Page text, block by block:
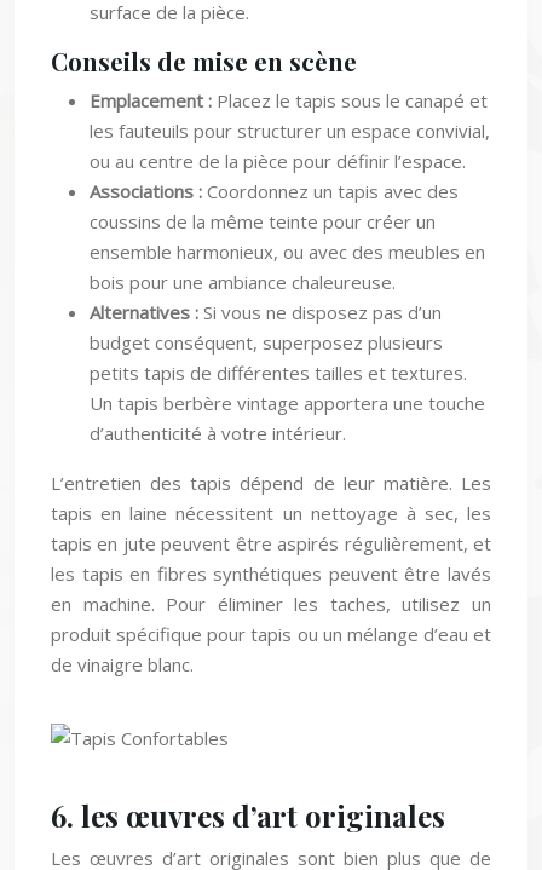
les fauteuils pour structurer un espace convivial,
ou au centre de la pièce pour définir l’espace.
Associations :Coordonnez un tapis avec des
coussins de la même teinte pour créer un
ensemble harmonieux, ou avec des meubles en
bois pour une ambiance chaleureuse.
Alternatives : Si vous ne disposez pas d’un
budget conséquent, superposez plusieurs
petits tapis de différentes tailles et textures.
Un tapis berbère vintage apportera une touche
d’authenticité à votre intérieur.
tapis en laine nécessitent un nettoyage à sec, les
tapis en jute peuvent être aspirés régulièrement, et
les tapis en fibres synthétiques peuvent être lavés
en machine. Pour éliminer les taches, utilisez un
produit spécifique pour tapis ou un mélange d’eau et
de vinaigre blanc.
6. les œuvres d’art originales
Les œuvres d’art originales sont bien plus que de